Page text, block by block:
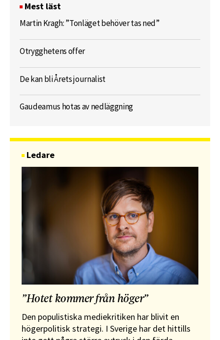
Mest läst
Martin Kragh: ”Tonläget behöver tas ned”
Otrygghetens offer
De kan bli Årets journalist
Gaudeamus hotas av nedläggning
Ledare
”Hotet kommer från höger”
Den populistiska mediekritiken har blivit en
högerpolitisk strategi. I Sverige har det hittills